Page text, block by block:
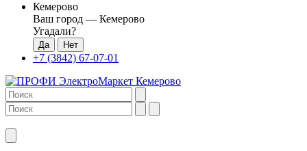
Кемерово
Ваш город — Кемерово
Угадали?
+7 (3842) 67-07-01